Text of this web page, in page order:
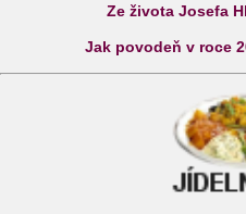
Ze života Josefa
Jak povodeň v roce